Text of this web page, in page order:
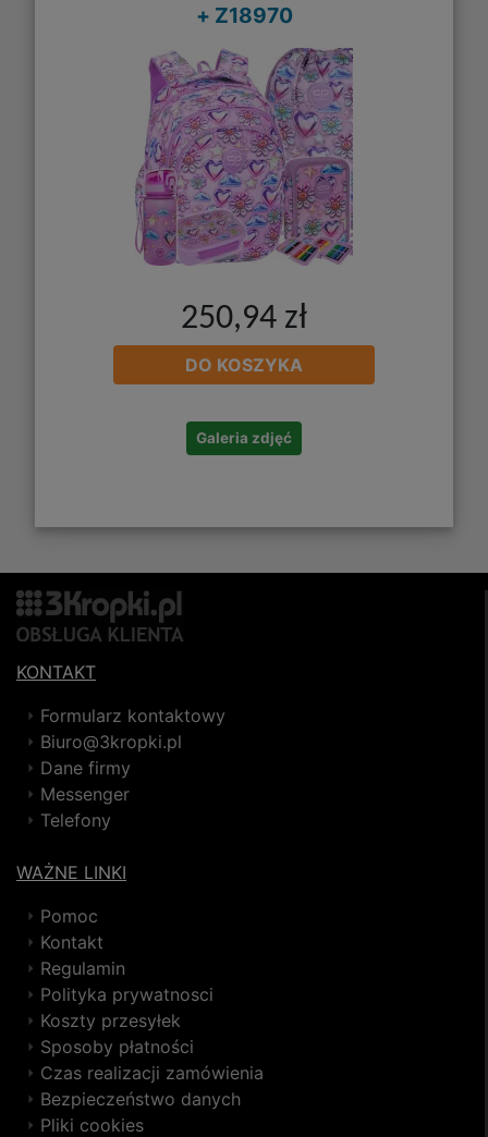
+ Z18970
250,94 zł
DO KOSZYKA
Galeria zdjęć
KONTAKT
Formularz kontaktowy
Biuro@3kropki.pl
Dane firmy
Messenger
Telefony
WAŻNE LINKI
Pomoc
Kontakt
Regulamin
Polityka prywatnosci
Koszty przesyłek
Sposoby płatności
Czas realizacji zamówienia
Bezpieczeństwo danych
Pliki cookies